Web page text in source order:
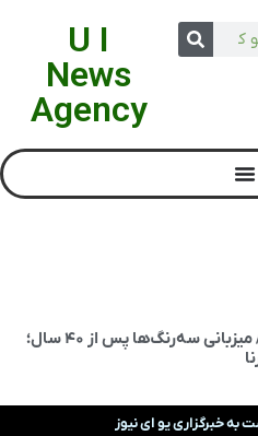
U I
News
Agency
آشنایی با تیم‌های جام‌جهانی(۲)/ میزبانی سه‌رنگ‌ها پس از ۴۰ سال؛
خبرگزاری یو ای نیوز